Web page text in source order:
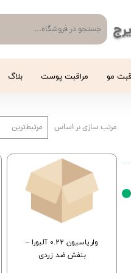
مو مراقبت پوست بلاگ
مرتب سازی بر اساس مرتبط‌ترین
واریاسیون 0.22 آلبورا –
بنفش ضد زردی